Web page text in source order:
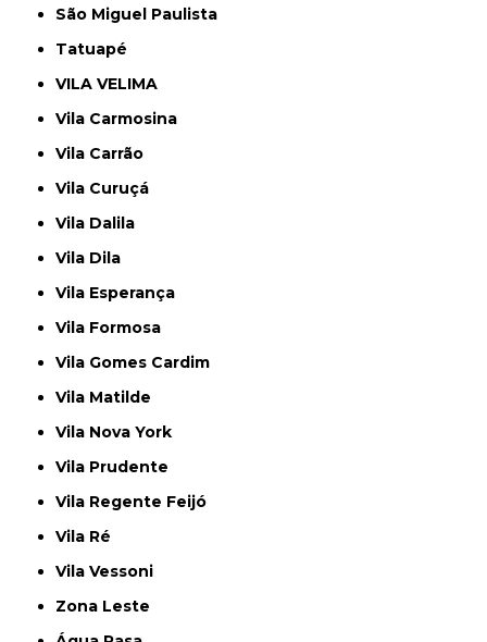
São Miguel Paulista
Tatuapé
VILA VELIMA
Vila Carmosina
Vila Carrão
Vila Curuçá
Vila Dalila
Vila Dila
Vila Esperança
Vila Formosa
Vila Gomes Cardim
Vila Matilde
Vila Nova York
Vila Prudente
Vila Regente Feijó
Vila Ré
Vila Vessoni
Zona Leste